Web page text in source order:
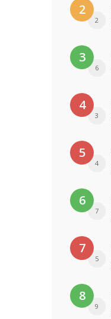
2
2
3
6
4
3
5
4
6
7
7
5
8
9